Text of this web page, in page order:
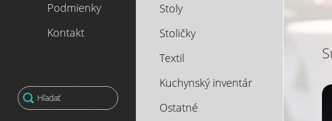
Podmienky
Kontakt
Stoly
Stoličky
Textil
Kuchynský inventár
Ostatné